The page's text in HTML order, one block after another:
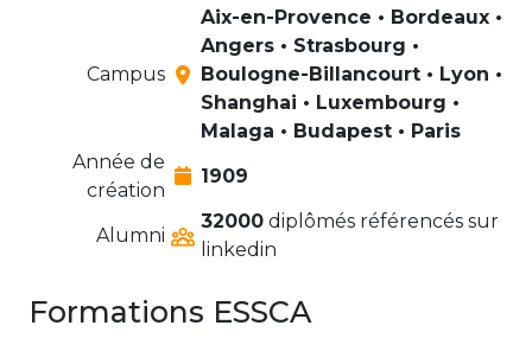
Campus
Aix-en-Provence • Bordeaux •
Angers • Strasbourg •
Boulogne-Billancourt • Lyon •
Shanghai • Luxembourg •
Malaga • Budapest • Paris
Année de
création
1909
Alumni
32000 diplômés référencés sur
linkedin
Formations ESSCA